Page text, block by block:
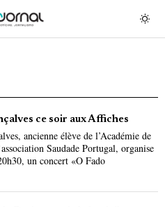
ce soir aux Affiches
ancienne élève de l’Académie de
Saudade Portugal, organise
un concert «O Fado